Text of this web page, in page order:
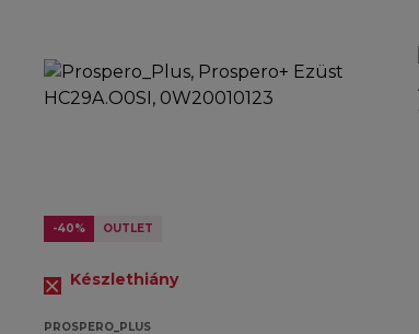
-40% OUTLET
Készlethiány
PROSPERO_PLUS